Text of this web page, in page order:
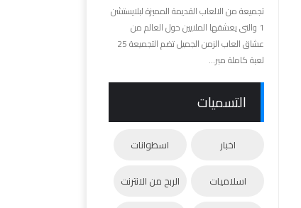
تجميعة من الالعاب القديمة المميزة لبلايستشن
1 والتى يعشقها الملايين حول العالم من
عشاق العاب الزمن الجميل تضم التجميعة 25
لعبة كاملة مبر...
التسميات
اخبار اسطوانات
اسلاميات الربح من الانترنت